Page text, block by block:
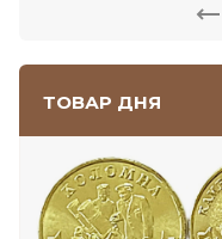
ТОВАР ДНЯ